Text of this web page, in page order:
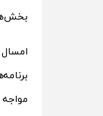
مواجه شد